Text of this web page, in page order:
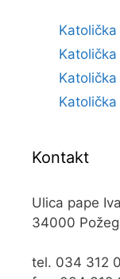
Kontakt
Ulica pape
34000
tel. 034 312